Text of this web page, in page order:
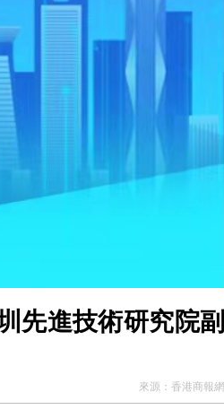
先進技術研究院副
來源： 香港商報網